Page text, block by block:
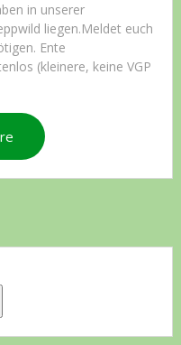
in unserer
liegen.Meldet euch
Ente
(kleinere, keine VGP